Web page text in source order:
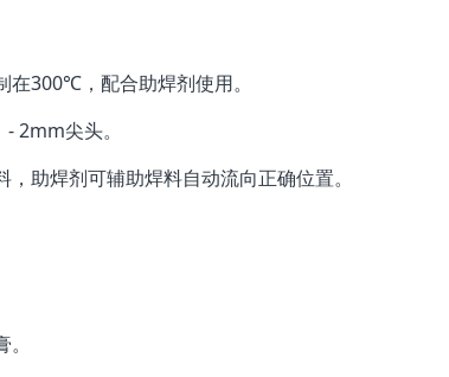
在300℃，配合助焊剂使用。
2mm尖头。
，助焊剂可辅助焊料自动流向正确位置。